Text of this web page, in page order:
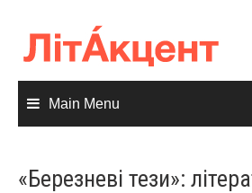
content
Main Menu
«Березневі тези»: